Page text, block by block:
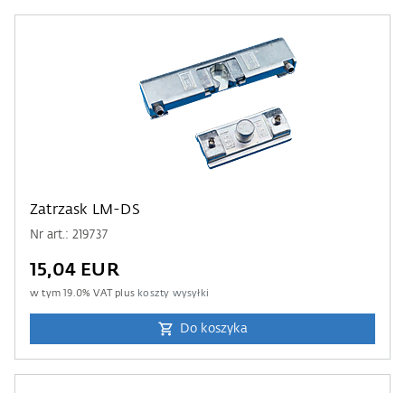
Zatrzask LM-DS
Nr art.: 219737
15,04 EUR
w tym19.0% VAT plus koszty wysyłki
Do koszyka